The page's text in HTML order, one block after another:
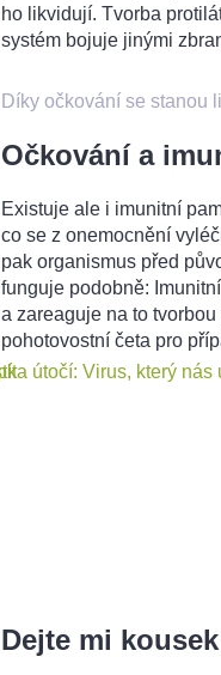
ho likvidují. Tvorba
systém bojuje jinými
Díky očkování se stanou
Očkování a
Existuje ale i imunitní
co se z onemocnění
pak organismus před
funguje podobně:
a zareaguje na to
pohotovostní četa pro
Dejte mi